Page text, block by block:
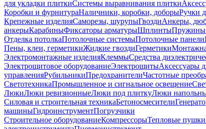
для укладки плиткиСистемы выравнивания плитки
Коробки и фурнитураНаличники, коробки, доборыРучки
Крепежные изделияСаморезы, шурупыГвоздиАнкеры,
анкерыКарабиныФиксаторы арматурыШплинтыПружины
Отделка потолкаПотолочные системыПотолочные панели
Пены, клеи, герметикиЖидкие гвоздиГерметики
Электромонтажные изделияКлеммыСредства
Электрощитовое оборудованиеЭлектрощитыАксессуары
управленияРубильникиПредохранителиЧастотные
СветотехникаПромышленное и сигнальное освещение
ЛюкиЛюки ревизионныеЛюки под плиткуЛюки
Силовая и строительная техникаБетоносмесители
машиныГидроинструментПогрузчики
Строительное оборудованиеКомпрессорыТепловые пушки